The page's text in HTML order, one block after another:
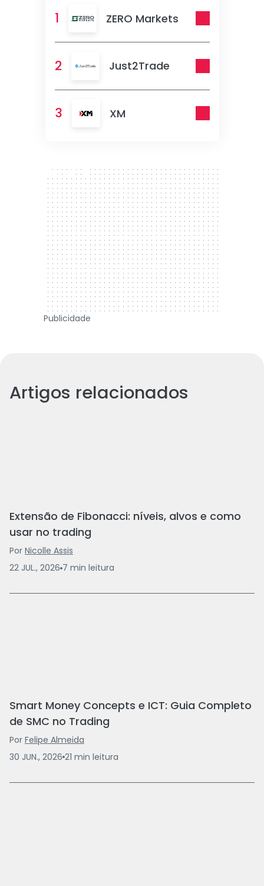
1 ZERO Markets
2 Just2Trade
3 XM
300 x 250
Publicidade
Artigos relacionados
Extensão de Fibonacci: níveis, alvos e como
usar no trading
Por Nicolle Assis
22 JUL., 2026 7 min leitura
Smart Money Concepts e ICT: Guia Completo
de SMC no Trading
Por Felipe Almeida
30 JUN., 2026 21 min leitura